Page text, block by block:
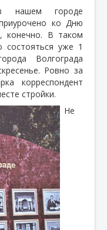
нашем городе
ко Дню
конечно. В таком
состояться уже 1
Волгограда
Ровно за
корреспондент
стройки.
Не